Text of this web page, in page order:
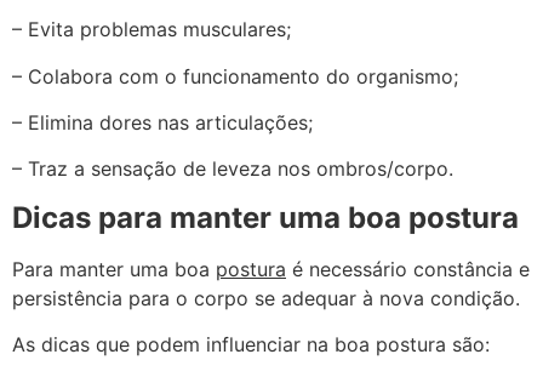
– Evita problemas musculares;
– Colabora com o funcionamento do organismo;
– Elimina dores nas articulações;
– Traz a sensação de leveza nos ombros/corpo.
Dicas para manter uma boa postura
Para manter uma boa postura é necessário constância e
persistência para o corpo se adequar à nova condição.
As dicas que podem influenciar na boa postura são: